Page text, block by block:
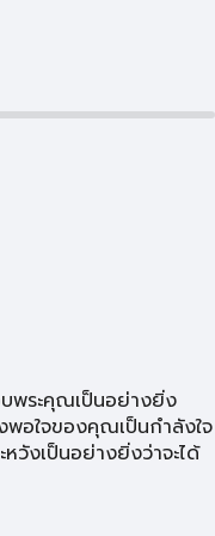
พระคุณเป็นอย่างยิ่ง
อใจของคุณเป็นกำลังใจ
วังเป็นอย่างยิ่งว่าจะได้